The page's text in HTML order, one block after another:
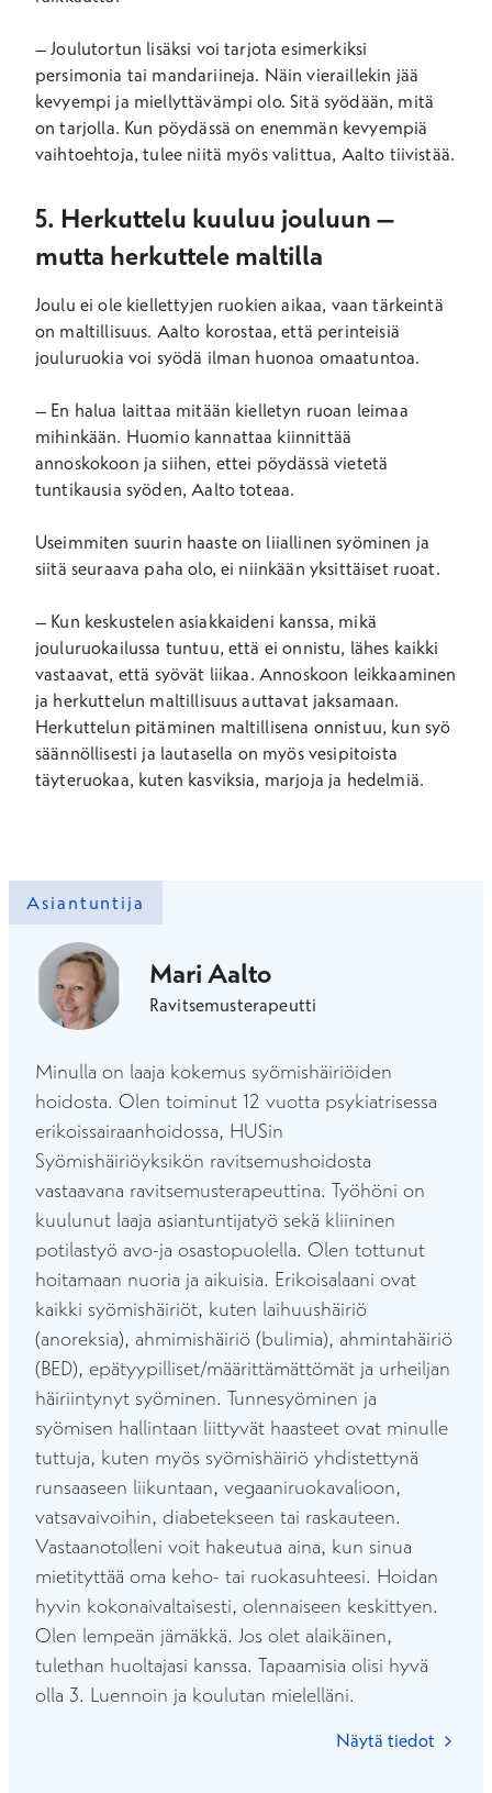
– Joulutortun lisäksi voi tarjota esimerkiksi
persimonia tai mandariineja. Näin vieraillekin jää
kevyempi ja miellyttävämpi olo. Sitä syödään, mitä
on tarjolla. Kun pöydässä on enemmän kevyempiä
vaihtoehtoja, tulee niitä myös valittua, Aalto tiivistää.
5. Herkuttelu kuuluu jouluun –
mutta herkuttele maltilla
Joulu ei ole kiellettyjen ruokien aikaa, vaan tärkeintä
on maltillisuus. Aalto korostaa, että perinteisiä
jouluruokia voi syödä ilman huonoa omaatuntoa.
– En halua laittaa mitään kielletyn ruoan leimaa
mihinkään. Huomio kannattaa kiinnittää
annoskokoon ja siihen, ettei pöydässä vietetä
tuntikausia syöden,Aalto toteaa.
Useimmiten suurin haaste on liiallinen syöminen ja
siitä seuraava paha olo, ei niinkään yksittäiset ruoat.
– Kun keskustelen asiakkaideni kanssa, mikä
jouluruokailussa tuntuu, että ei onnistu, lähes kaikki
vastaavat, että syövät liikaa. Annoskoon leikkaaminen
ja herkuttelun maltillisuus auttavat jaksamaan.
Herkuttelun pitäminen maltillisena onnistuu, kun syö
säännöllisesti ja lautasella on myös vesipitoista
täyteruokaa, kuten kasviksia, marjoja ja hedelmiä.
Asiantuntija
Mari Aalto
Ravitsemusterapeutti
Minulla on laaja kokemus syömishäiriöiden
hoidosta. Olen toiminut 12 vuotta psykiatrisessa
erikoissairaanhoidossa, HUSin
Syömishäiriöyksikön ravitsemushoidosta
vastaavana ravitsemusterapeuttina. Työhöni on
kuulunut laaja asiantuntijatyö sekä kliininen
potilastyö avo-ja osastopuolella. Olen tottunut
hoitamaan nuoria ja aikuisia. Erikoisalaani ovat
kaikki syömishäiriöt, kuten laihuushäiriö
(anoreksia), ahmimishäiriö (bulimia), ahmintahäiriö
(BED), epätyypilliset/määrittämättömät ja urheiljan
häiriintynyt syöminen. Tunnesyöminen ja
syömisen hallintaan liittyvät haasteet ovat minulle
tuttuja, kuten myös syömishäiriö yhdistettynä
runsaaseen liikuntaan, vegaaniruokavalioon,
vatsavaivoihin, diabetekseen tai raskauteen.
Vastaanotolleni voit hakeutua aina, kun sinua
mietityttää oma keho- tai ruokasuhteesi. Hoidan
hyvin kokonaivaltaisesti, olennaiseen keskittyen.
Olen lempeän jämäkkä. Jos olet alaikäinen,
tulethan huoltajasi kanssa. Tapaamisia olisi hyvä
olla 3. Luennoin ja koulutan mielelläni.
Näytä tiedot